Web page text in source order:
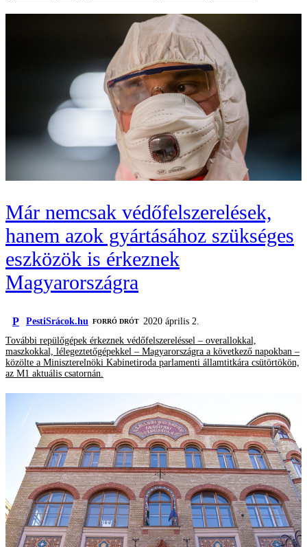
Már nemcsak védőfelszerelések,
hanem azok gyártásához szükséges
eszközök is érkeznek
Magyarországra
P PestiSrácok.hu FORRÓ DRÓT
2020 április 2.
További repülőgépek érkeznek védőfelszereléssel – overallokkal,
maszkokkal, lélegeztetőgépekkel – Magyarországra a következő napokban –
közölte a Miniszterelnöki Kabinetiroda parlamenti államtitkára csütörtökön,
az M1 aktuális csatornán.